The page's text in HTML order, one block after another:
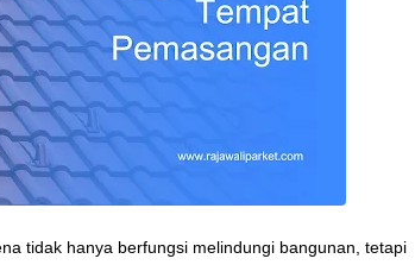
tidak hanya berfungsi melindungi bangunan, tetapi